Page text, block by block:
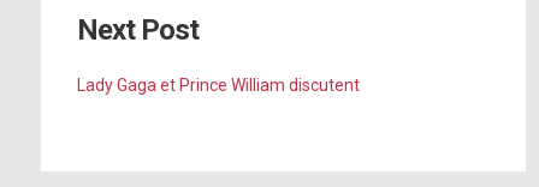
Next Post
Lady Gaga et Prince William discutent